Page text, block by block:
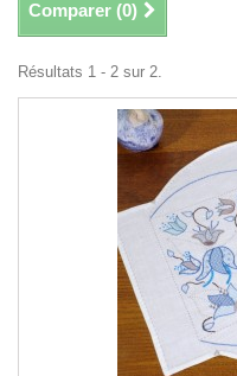
Comparer (0)
Résultats 1 - 2 sur 2.